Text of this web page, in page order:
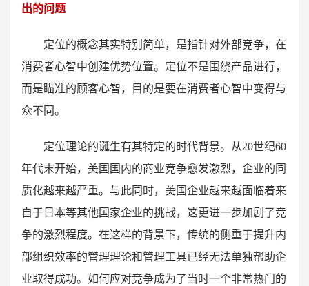
出的问题
定位的概念其实特别简单，是指针对外部竞争，在
消费者心智中创建优势位置。定位不是围绕产品进行，
而是瞄准的顾客心智，目的是要在消费者心智中变得与
众不同。
定位理论的诞生有其特定的时代背景。从20世纪60
年代末开始，美国国内的商业竞争愈发激烈，企业的同
质化越来越严重。与此同时，美国企业越来越面临着来
自于日本等其他国家企业的挑战，这更进一步加剧了竞
争的激烈程度。在这样的背景下，传统的侧重于提升内
部组织效率的管理理论和管理工具已经无法单独帮助企
业取得成功。如何应对竞争成为了当时一个非常热门的